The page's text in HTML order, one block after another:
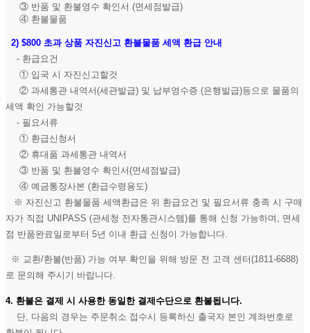
③ 반품 및 환불영수 확인서 (면세점발급)
④ 환불물품
2) $800 초과 상품 자진신고 환불물품 세액 환급 안내
- 환급요건
① 입국 시 자진신고할것
② 과세통관 내역서(세관발급) 및 납부영수증 (은행발급)등으로 물품의
세액 확인 가능할것
- 필요서류
① 환급신청서
② 휴대품 과세통관 내역서
③ 반품 및 환불영수 확인서(면세점발급)
④ 예금통장사본 (환급수령용도)
※ 자진신고 환불물품 세액환급은 위 환급요건 및 필요서류 충족 시 구매
자가 직접 UNIPASS (관세청 전자통관시스템)를 통해 신청 가능하며, 면세
점 반품완료일로부터 5년 이내 환급 신청이 가능합니다.
※ 교환/환불(반품) 가능 여부 확인을 위해 방문 전 고객 센터(1811-6688)
로 문의해 주시기 바랍니다.
4. 환불은 결제 시 사용한 동일한 결제수단으로 환불됩니다.
단, 다음의 경우는 주문취소 접수시 등록하신 출국자 본인 계좌번호로